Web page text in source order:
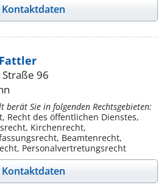
Kontaktdaten
96
berät Sie in folgenden Rechtsgebieten:
Recht des öffentlichen Dienstes,
Kirchenrecht,
Beamtenrecht,
Personalvertretungsrecht
Kontaktdaten